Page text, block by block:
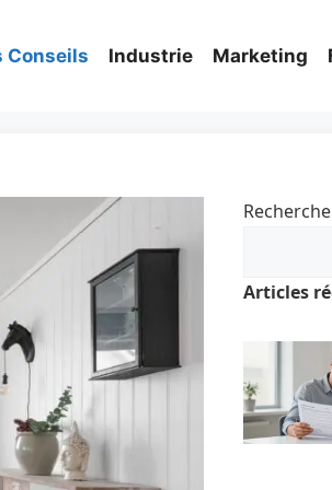
Conseils Industrie Marketing
Articles